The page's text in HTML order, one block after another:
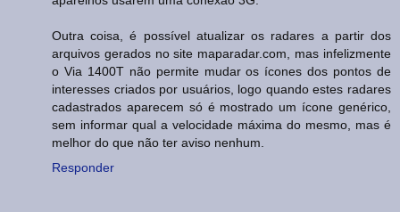
Outra coisa, é possível atualizar os radares a partir dos
arquivos gerados no site maparadar.com, mas infelizmente
o Via 1400T não permite mudar os ícones dos pontos de
interesses criados por usuários, logo quando estes radares
cadastrados aparecem só é mostrado um ícone genérico,
sem informar qual a velocidade máxima do mesmo, mas é
melhor do que não ter aviso nenhum.
Responder